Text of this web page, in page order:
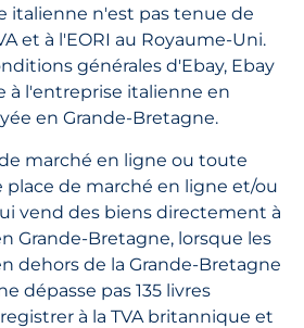
italienne n'est pas tenue de
et à l'EORI au Royaume-Uni.
générales d'Ebay, Ebay
à l'entreprise italienne en
en Grande-Bretagne.
marché en ligne ou toute
de marché en ligne et/ou
vend des biens directement à
Grande-Bretagne, lorsque les
dehors de la Grande-Bretagne
dépasse pas 135 livres
à la TVA britannique et